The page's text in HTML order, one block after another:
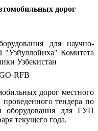
дорог
для научно-
"Узйуллойиха" Комитета
Узбекистан
RFB
дорог местного
проведенного тендера по
оборудования для ГУП
текущего года.